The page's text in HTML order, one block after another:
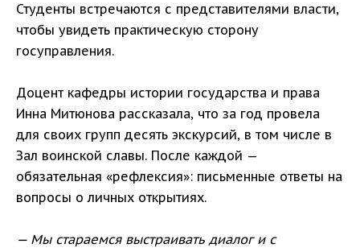
Студенты встречаются с представителями власти,
чтобы увидеть практическую сторону
госуправления.
Доцент кафедры истории государства и права
Инна Митюнова рассказала, что за год провела
для своих групп десять экскурсий, в том числе в
Зал воинской славы. После каждой —
обязательная «рефлексия»: письменные ответы на
вопросы о личных открытиях.
— Мы стараемся выстраивать диалог и с